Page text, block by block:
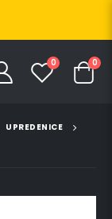
0 0
UPREDENICE